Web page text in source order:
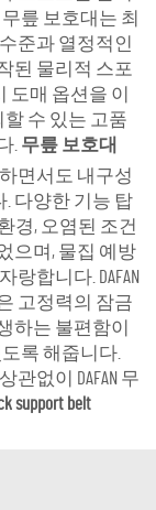
릎 보호대는 최
준과 열정적인
된 물리적 스포
도매 옵션을 이
할 수 있는 고품
. 무릎 보호대
면서도 내구성
다양한 기능 탑
경, 오염된 조건
으며, 물집 예방
합니다. DAFAN
고정력의 잠금
하는 불편함이
록 해줍니다.
없이 DAFAN 무
support belt